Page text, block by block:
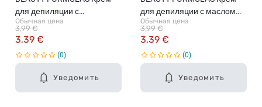
Уведомить
для депиляции с
экстрактом арбуза и овса,
100мл
Обычная цена
3,39 €
3,99 €
0
Уведомить
для депиляции с маслом
ши, 100мл
Обычная цена
3,39 €
3,99 €
0